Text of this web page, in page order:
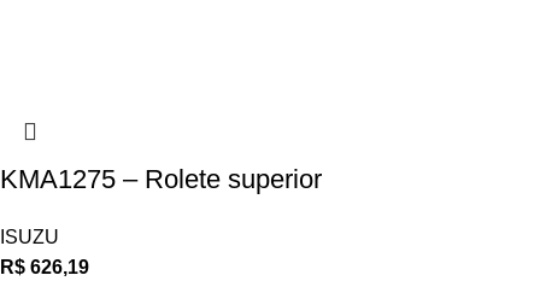
KMA1275 – Rolete superior
ISUZU
R$ 626,19